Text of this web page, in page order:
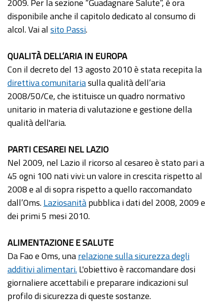
disponibile anche il capitolo dedicato al consumo di
alcol. Vai alsito Passi.
QUALITÀ DELL’ARIA IN EUROPA
Con il decreto del 13 agosto 2010 è stata recepita la
direttiva comunitariasulla qualità dell’aria
2008/50/Ce, che istituisce un quadro normativo
unitario in materia di valutazione e gestione della
qualità dell'aria.
PARTI CESAREI NEL LAZIO
Nel 2009, nel Lazio il ricorso al cesareo è stato pari a
45 ogni 100 nati vivi: un valore in crescita rispetto al
2008 e al di sopra rispetto a quello raccomandato
dall’Oms.Laziosanitàpubblica i dati del 2008, 2009 e
dei primi 5 mesi 2010.
ALIMENTAZIONE E SALUTE
Da Fao e Oms, unarelazione sulla sicurezza degli
additivi alimentari.L'obiettivo è raccomandare dosi
giornaliere accettabili e preparare indicazioni sul
profilo di sicurezza di queste sostanze.